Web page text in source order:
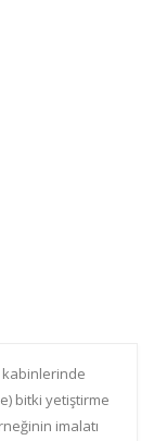
kabinlerinde
bitki yetiştirme
imalatı